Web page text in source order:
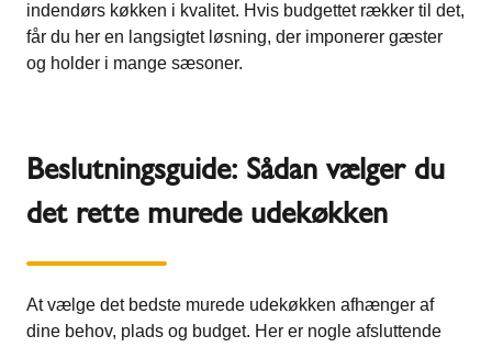
indendørs køkken i kvalitet​. Hvis budgettet rækker til det,
får du her en langsigtet løsning, der imponerer gæster
og holder i mange sæsoner.
Beslutningsguide: Sådan vælger du
det rette murede udekøkken
At vælge det bedste murede udekøkken afhænger af
dine behov, plads og budget. Her er nogle afsluttende